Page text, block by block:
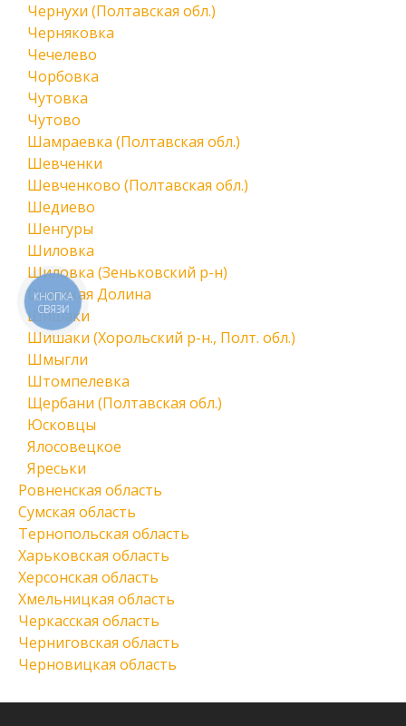
Чернухи (Полтавская обл.)
Черняковка
Чечелево
Чорбовка
Чутовка
Чутово
Шамраевка (Полтавская обл.)
Шевченки
Шевченково (Полтавская обл.)
Шедиево
Шенгуры
Шиловка
Шиловка (Зеньковский р-н)
Широкая Долина
Шишаки
Шишаки (Хорольский р-н., Полт. обл.)
Шмыгли
Штомпелевка
Щербани (Полтавская обл.)
Юсковцы
Ялосовецкое
Яреськи
Ровненская область
Сумская область
Тернопольская область
Харьковская область
Херсонская область
Хмельницкая область
Черкасская область
Черниговская область
Черновицкая область
КНОПКА
СВЯЗИ